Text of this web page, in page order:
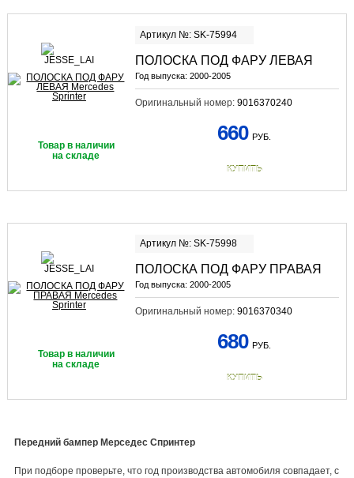
Артикул №: SK-75994
ПОЛОСКА ПОД ФАРУ ЛЕВАЯ
Год выпуска: 2000-2005
Оригинальный номер: 9016370240
Товар в наличии
на складе
660 РУБ.
КУПИТЬ
Артикул №: SK-75998
ПОЛОСКА ПОД ФАРУ ПРАВАЯ
Год выпуска: 2000-2005
Оригинальный номер: 9016370340
Товар в наличии
на складе
680 РУБ.
КУПИТЬ
Передний бампер Мерседес Спринтер
При подборе проверьте, что год производства автомобиля совпадает, с